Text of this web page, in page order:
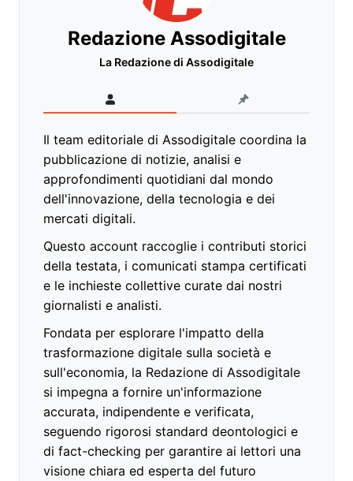
Redazione Assodigitale
La Redazione di Assodigitale
Il team editoriale di Assodigitale coordina la
pubblicazione di notizie, analisi e
approfondimenti quotidiani dal mondo
dell'innovazione, della tecnologia e dei
mercati digitali.
Questo account raccoglie i contributi storici
della testata, i comunicati stampa certificati
e le inchieste collettive curate dai nostri
giornalisti e analisti.
Fondata per esplorare l'impatto della
trasformazione digitale sulla società e
sull'economia, la Redazione di Assodigitale
si impegna a fornire un'informazione
accurata, indipendente e verificata,
seguendo rigorosi standard deontologici e
di fact-checking per garantire ai lettori una
visione chiara ed esperta del futuro